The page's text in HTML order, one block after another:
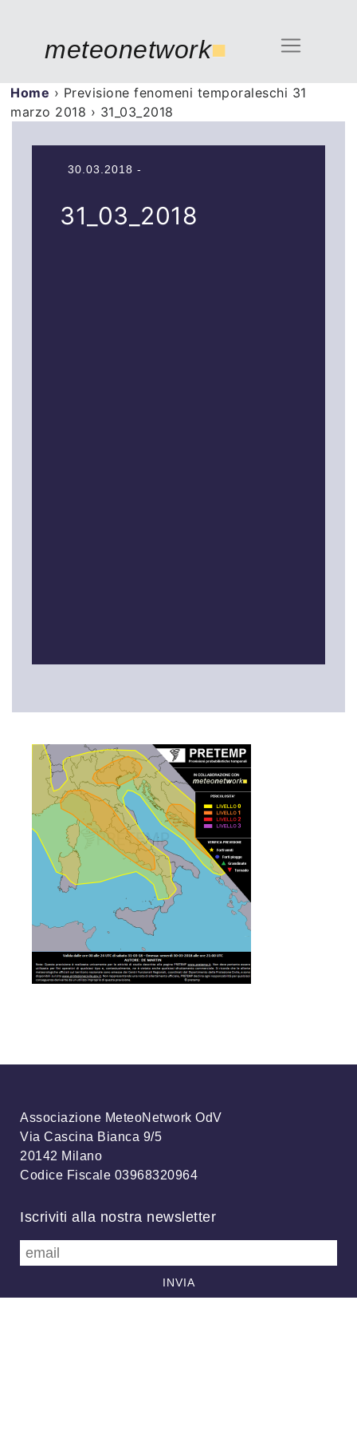
meteonetwork■
Home › Previsione fenomeni temporaleschi 31
marzo 2018 › 31_03_2018
30.03.2018 -
31_03_2018
Associazione MeteoNetwork OdV
Via Cascina Bianca 9/5
20142 Milano
Codice Fiscale 03968320964
Iscriviti alla nostra newsletter